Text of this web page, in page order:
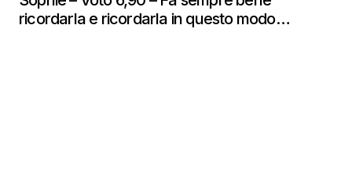
ricordarla e ricordarla in questo modo…